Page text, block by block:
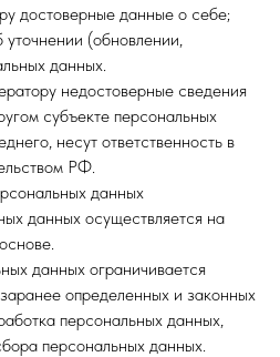
достоверные данные о себе;
(обновлении,
данных.
недостоверные сведения
субъекте персональных
несут ответственность в
РФ.
данных
данных осуществляется на
данных ограничивается
определенных и законных
персональных данных,
персональных данных.